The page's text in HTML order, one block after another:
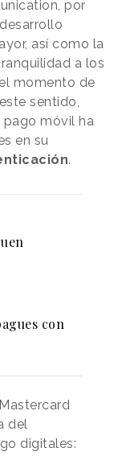
por
así como la
a los
momento de
sentido,
pago móvil ha
en su
.
con
del
digitales: